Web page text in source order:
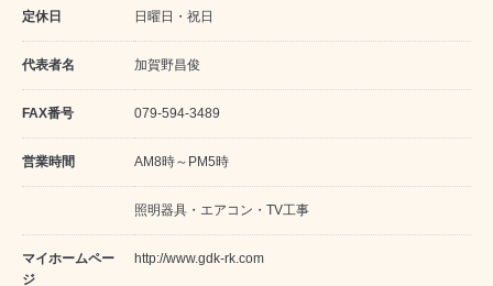
定休日 日曜日・祝日
代表者名 加賀野昌俊
FAX番号 079-594-3489
営業時間 AM8時～PM5時
照明器具・エアコン・TV工事
マイホームペー
ジ
http://www.gdk-rk.com